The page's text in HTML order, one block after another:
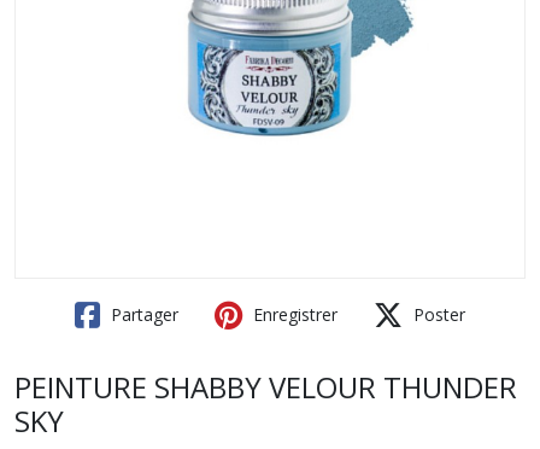
Partager Enregistrer Poster
PEINTURE SHABBY VELOUR THUNDER
SKY